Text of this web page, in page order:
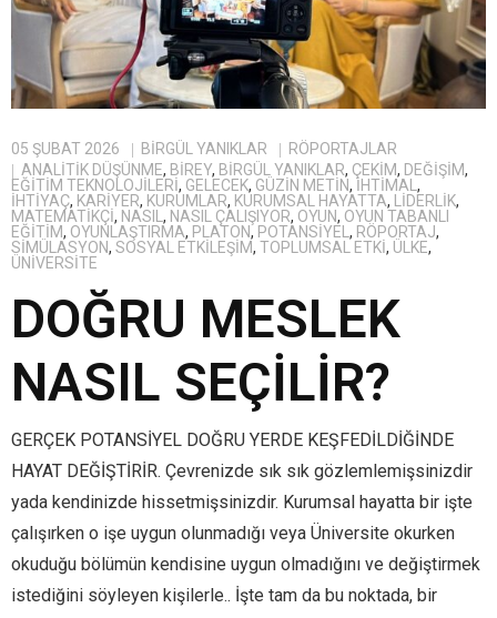
Yürüttüğüm Projeler
05 ŞUBAT 2026 BIRGÜL YANIKLAR
RÖPORTAJLAR
ANALITIK DÜŞÜNME, BIREY, BIRGÜL YANIKLAR, ÇEKIM, DEĞIŞIM,
EĞITIM TEKNOLOJILERI, GELECEK, GÜZIN METIN, IHTIMAL,
IHTIYAÇ, KARIYER, KURUMLAR, KURUMSAL HAYATTA, LIDERLIK,
MATEMATIKÇI, NASIL, NASIL ÇALIŞIYOR, OYUN, OYUN TABANLI
EĞITIM, OYUNLAŞTIRMA, PLATON, POTANSIYEL, RÖPORTAJ,
SIMÜLASYON, SOSYAL ETKILEŞIM, TOPLUMSAL ETKI, ÜLKE,
ÜNIVERSITE
DOĞRU MESLEK
NASIL SEÇİLİR?
GERÇEK POTANSİYEL DOĞRU YERDE KEŞFEDİLDİĞİNDE
HAYAT DEĞİŞTİRİR. Çevrenizde sık sık gözlemlemişsinizdir
yada kendinizde hissetmişsinizdir. Kurumsal hayatta bir işte
çalışırken o işe uygun olunmadığı veya Üniversite okurken
okuduğu bölümün kendisine uygun olmadığını ve değiştirmek
istediğini söyleyen kişilerle.. İşte tam da bu noktada, bir